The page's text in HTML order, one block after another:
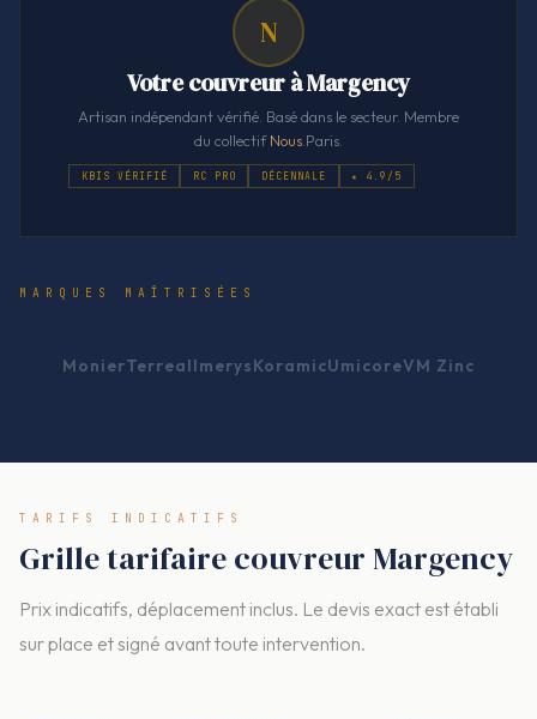
N
Votre couvreur à Margency
Artisan indépendant vérifié. Basé dans le secteur. Membre
du collectifNous .Paris.
KBIS VÉRIFIÉ RC PRO DÉCENNALE ★ 4.9/5
MARQUES MAÎTRISÉES
MonierTerrealImerysKoramicUmicoreVM Zinc
TARIFS INDICATIFS
Grille tarifaire couvreur Margency
Prix indicatifs, déplacement inclus. Le devis exact est établi
sur place et signé avant toute intervention.